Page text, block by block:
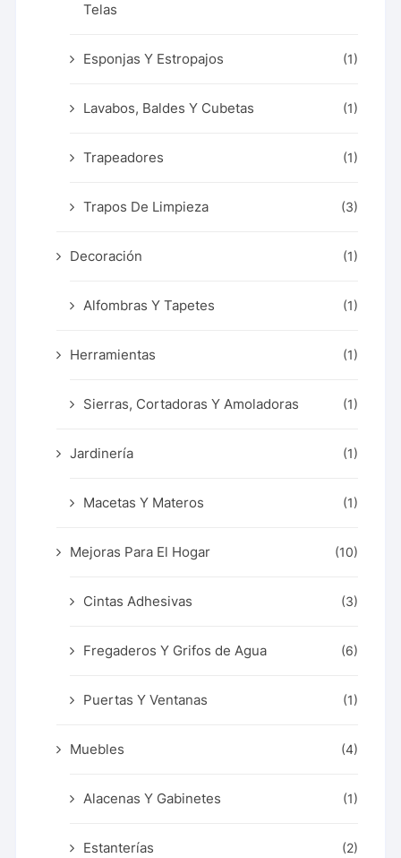
Telas
Esponjas Y Estropajos (1)
Lavabos, Baldes Y Cubetas (1)
Trapeadores (1)
Trapos De Limpieza (3)
Decoración (1)
Alfombras Y Tapetes (1)
Herramientas (1)
Sierras, Cortadoras Y Amoladoras (1)
Jardinería (1)
Macetas Y Materos (1)
Mejoras Para El Hogar (10)
Cintas Adhesivas (3)
Fregaderos Y Grifos de Agua (6)
Puertas Y Ventanas (1)
Muebles (4)
Alacenas Y Gabinetes (1)
Estanterías (2)